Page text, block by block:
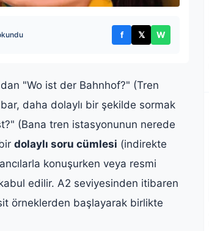
Facebook'ta paylaş
f
X'te paylaş
𝕏 W
"Wo ist der Bahnhof?" (Tren
daha dolaylı bir şekilde sormak
(Bana tren istasyonunun nerede
dolaylı soru cümlesi (indirekte
konuşurken veya resmi
edilir. A2 seviyesinden itibaren
örneklerden başlayarak birlikte